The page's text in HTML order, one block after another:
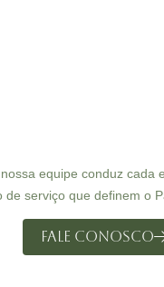
equipe conduz cada
de serviço que definem o
Fale Conosco